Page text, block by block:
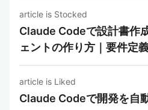
article is Stocked
Claude Codeで設計書作
ェントの作り方｜要件定
article is Liked
Claude Codeで開発を自